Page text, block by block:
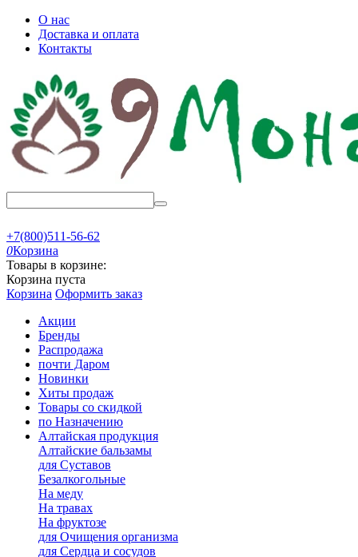
О нас
Доставка и оплата
Контакты
+7(800)511-56-62
0Корзина
Товары в корзине:
Корзина пуста
Корзина Оформить заказ
Акции
Бренды
Распродажа
почти Даром
Новинки
Хиты продаж
Товары со скидкой
по Назначению
Алтайская продукция
Алтайские бальзамы
для Суставов
Безалкогольные
На меду
На травах
На фруктозе
для Очищения организма
для Сердца и сосудов